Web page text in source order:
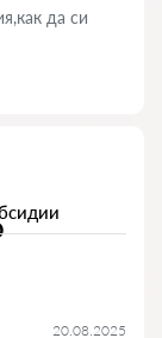
да си
20.08.2025